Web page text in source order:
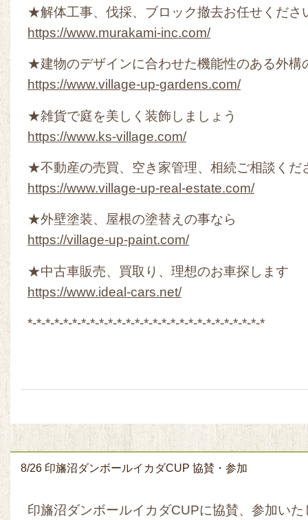
★解体工事、伐採、ブロック撤去お任せくださ
https://www.murakami-inc.com/
★建物のデザインに合わせた機能性のある外構
https://www.village-up-gardens.com/
★雑貨で庭を美しく装飾しましょう
https://www.ks-village.com/
★不動産の売買、空き家管理、相続ご相談くだ
https://www.village-up-real-estate.com/
★外壁塗装、屋根の塗替えの事なら
https://village-up-paint.com/
★中古車販売、買取り、理想のお車探します
https://www.ideal-cars.net/
*-*-*-*-*-*-*-*-*-*-*-*-*-*-*-*-*-*-*-*-*-*-*-*-*-*-*
8/26 印旛沼ダンボールイカダCUP 協賛・参加
印旛沼ダンボールイカダCUPに協賛、参加いた